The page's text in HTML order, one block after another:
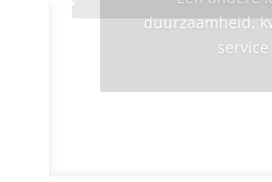
duurzaamheid,
service